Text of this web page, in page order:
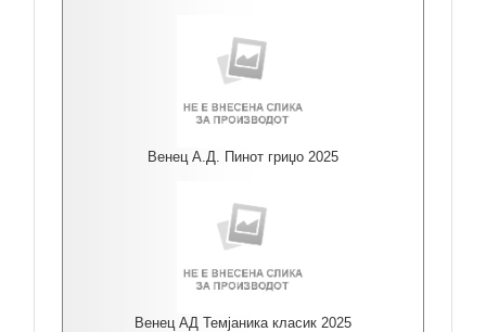
Венец А.Д. Пинот гриџо 2025
Венец АД Темјаника класик 2025